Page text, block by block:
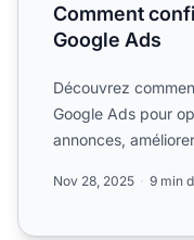
Comment
Google Ads
Découvrez
Google Ads pour
annonces,
Nov 28, 2025 9 min